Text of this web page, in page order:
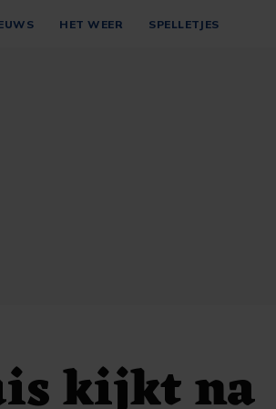
HET WEER SPELLETJES